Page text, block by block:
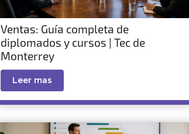
Ventas: Guía completa de
diplomados y cursos | Tec de
Monterrey
Leer mas